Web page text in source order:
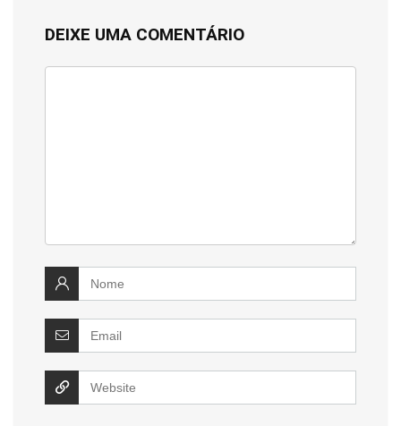
DEIXE UMA COMENTÁRIO